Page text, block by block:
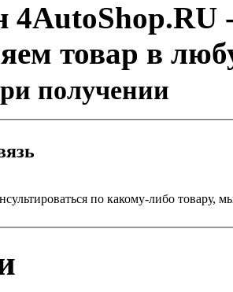
4AutoShop.RU
товар в
получении
по какому-либо товару,